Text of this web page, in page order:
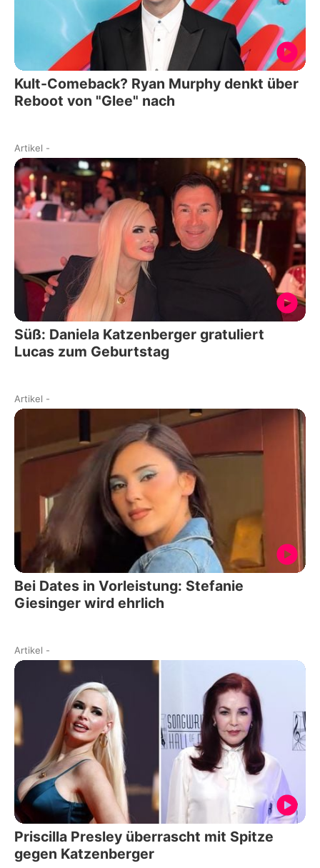
Kult-Comeback? Ryan Murphy denkt über
Reboot von "Glee" nach
Artikel -
Süß: Daniela Katzenberger gratuliert
Lucas zum Geburtstag
Artikel -
Bei Dates in Vorleistung: Stefanie
Giesinger wird ehrlich
Artikel -
Priscilla Presley überrascht mit Spitze
gegen Katzenberger